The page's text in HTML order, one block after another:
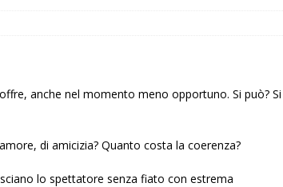
anche nel momento meno opportuno. Si può? Si
di amicizia? Quanto costa la coerenza?
lo spettatore senza fiato con estrema